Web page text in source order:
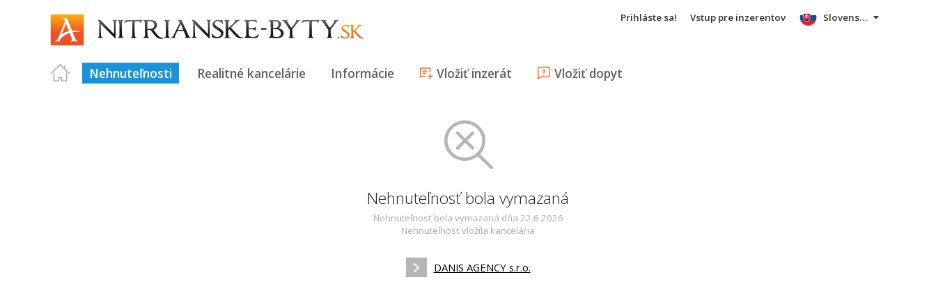
Prihláste sa! Vstup pre inzerentov
Nehnuteľnosti Realitné kancelárie Informácie Vložiť inzerát Vložiť dopyt
Slovensky
Nehnuteľnosť bola vymazaná
Nehnuteľnosť bola vymazaná dňa 22.6.2026
Nehnuteľnosť vložila kancelária
DANIS AGENCY s.r.o.